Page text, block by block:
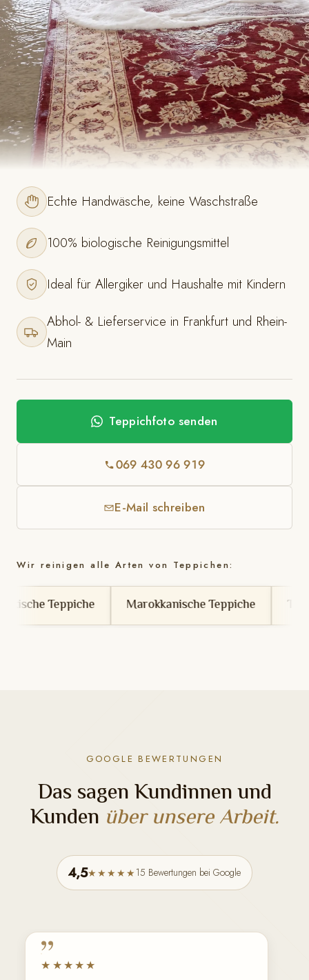
Echte Handwäsche, keine Waschstraße
100% biologische Reinigungsmittel
Ideal für Allergiker und Haushalte mit Kindern
Abhol- & Lieferservice in Frankfurt und Rhein-
Main
Teppichfoto senden
069 430 96 919
E-Mail schreiben
Wir reinigen alle Arten von Teppichen:
Marokkanische Teppiche Tunesische
GOOGLE BEWERTUNGEN
Das sagen Kundinnen und
Kunden über unsere Arbeit.
4,5★★★★★ 15 Bewertungen bei Google
★★★★★